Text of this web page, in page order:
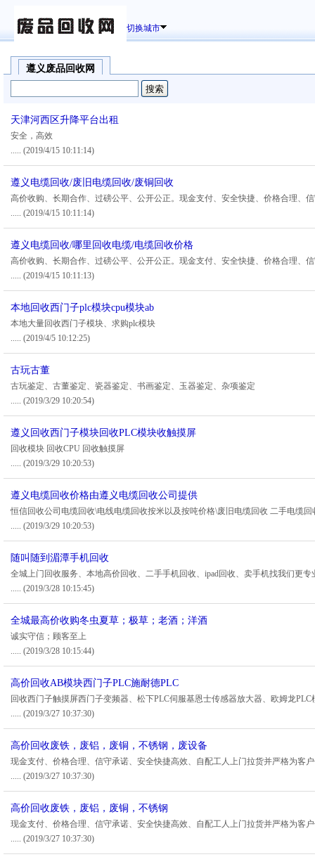
切换城市
遵义废品回收网
天津河西区升降平台出租
安全，高效
..... (2019/4/15 10:11:14)
遵义电缆回收/废旧电缆回收/废铜回收
高价收购、长期合作、过磅公平、公开公正。现金支付、安全快捷、价格合理、
..... (2019/4/15 10:11:14)
遵义电缆回收/哪里回收电缆/电缆回收价格
高价收购、长期合作、过磅公平、公开公正。现金支付、安全快捷、价格合理、
..... (2019/4/15 10:11:13)
本地回收西门子plc模块cpu模块ab
本地大量回收西门子模块、求购plc模块
..... (2019/4/5 10:12:25)
古玩古董
古玩鉴定、古董鉴定、瓷器鉴定、书画鉴定、玉器鉴定、杂项鉴定
..... (2019/3/29 10:20:54)
遵义回收西门子模块回收PLC模块收触摸屏
回收模块 回收CPU 回收触摸屏
..... (2019/3/29 10:20:53)
遵义电缆回收价格由遵义电缆回收公司提供
恒信回收公司电缆回收\电线电缆回收按米以及按吨价格\废旧电缆回收 二手电缆回
..... (2019/3/29 10:20:53)
随叫随到湄潭手机回收
全城上门回收服务、本地高价回收、二手手机回收、ipad回收、卖手机找我们更专
..... (2019/3/28 10:15:45)
全城最高价收购冬虫夏草；极草；老酒；洋酒
诚实守信；顾客至上
..... (2019/3/28 10:15:44)
高价回收AB模块西门子PLC施耐德PLC
回收西门子触摸屏西门子变频器、松下PLC伺服基恩士传感器放大器、欧姆龙PLC
..... (2019/3/27 10:37:30)
高价回收废铁，废铝，废铜，不锈钢，废设备
现金支付、价格合理、信守承诺、安全快捷高效、自配工人上门拉货并严格为客
..... (2019/3/27 10:37:30)
高价回收废铁，废铝，废铜，不锈钢
现金支付、价格合理、信守承诺、安全快捷高效、自配工人上门拉货并严格为客
..... (2019/3/27 10:37:30)